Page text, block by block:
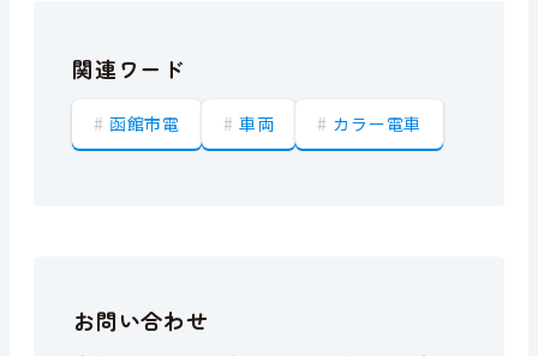
関連ワード
函館市電 車両 カラー電車
お問い合わせ